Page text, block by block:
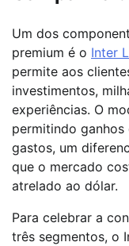
Um dos
premium é o Inter
permite aos
investimentos,
experiências. O
permitindo ganhos
gastos, um
que o mercado
atrelado ao dólar.
Para celebrar a
três segmentos, o